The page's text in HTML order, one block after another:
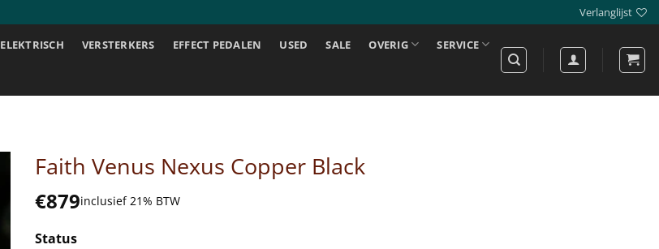
Verlanglijst
ELEKTRISCH VERSTERKERS EFFECT PEDALEN USED SALE OVERIG SERVICE
Faith Venus Nexus Copper Black
€879inclusief 21% BTW
Status